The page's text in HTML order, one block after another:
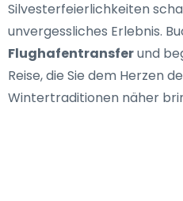
Silvesterfeierlichkeiten
unvergessliches Erlebnis.
Flughafentransferund
Reise, die Sie dem Herzen
Wintertraditionen näher